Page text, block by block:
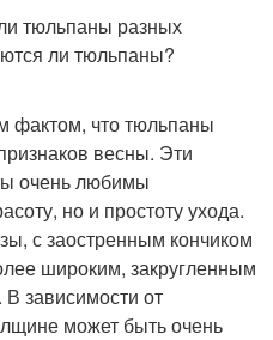
фактом, что тюльпаны
весны. Эти
очень любимы
но и простоту ухода.
с заостренным кончиком
широким, закругленным
зависимости от
может быть очень